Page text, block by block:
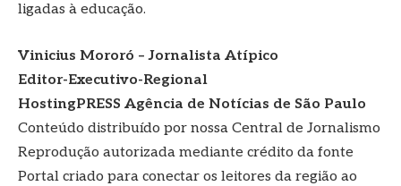
ligadas à educação.
Vinicius Mororó – Jornalista Atípico
Editor-Executivo-Regional
HostingPRESS Agência de Notícias de São Paulo
Conteúdo distribuído por nossa Central de Jornalismo
Reprodução autorizada mediante crédito da fonte
Portal criado para conectar os leitores da região ao